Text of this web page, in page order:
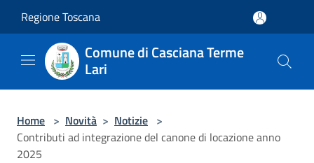
Regione Toscana
Comune di Casciana Terme
Lari
Home > Novità > Notizie >
Contributi ad integrazione del canone di locazione anno
2025